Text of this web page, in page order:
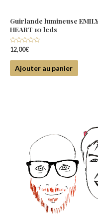
Guirlande lumineuse
HEART 10 leds
Note
0
sur
12,00€
Ajouter au panier